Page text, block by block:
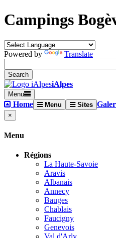
Campings
Powered by Translate
iAlpes
Menu
Home Menu Sites
×
Menu
Régions
La Haute-Savoie
Aravis
Albanais
Annecy
Bauges
Chablais
Faucigny
Genevois